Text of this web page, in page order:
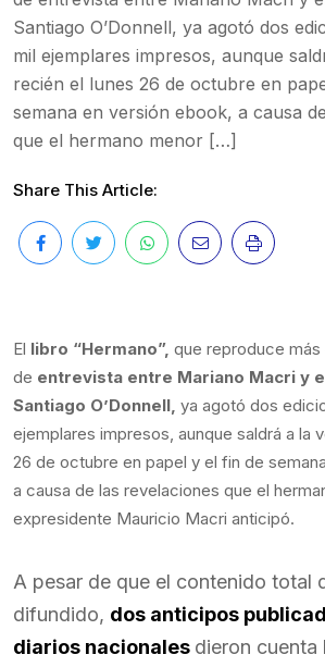
Santiago O’Donnell, ya agotó dos
mil ejemplares impresos, aunque
recién el lunes 26 de octubre en
semana en versión ebook, a causa
que el hermano menor […]
Share This Article:
El libro “Hermano”, que reproduce más
de entrevista entre Mariano Macri y
Santiago O’Donnell, ya agotó dos
ejemplares impresos, aunque saldrá a la
26 de octubre en papel y el fin de
a causa de las revelaciones que el
expresidente Mauricio Macri anticipó.
A pesar de que el contenido total
difundido, dos anticipos
diarios nacionales dieron cuenta